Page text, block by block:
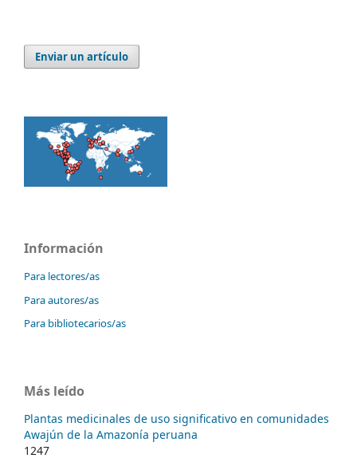
Enviar un artículo
Información
Para lectores/as
Para autores/as
Para bibliotecarios/as
Más leído
Plantas medicinales de uso significativo en comunidades
Awajún de la Amazonía peruana
1247